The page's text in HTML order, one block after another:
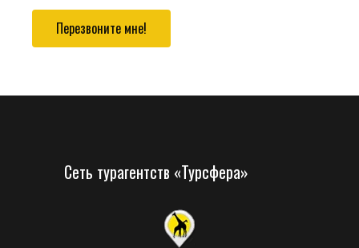
Перезвоните мне!
Сеть турагентств «Турсфера»